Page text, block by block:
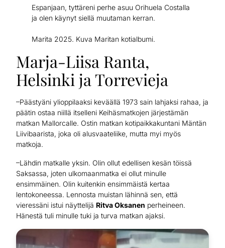
Espanjaan, tyttäreni perhe asuu Orihuela Costalla
ja olen käynyt siellä muutaman kerran.
Marita 2025. Kuva Maritan kotialbumi.
Marja-Liisa Ranta,
Helsinki ja Torrevieja
–Päästyäni ylioppilaaksi keväällä 1973 sain lahjaksi rahaa, ja
päätin ostaa niillä itselleni Keihäsmatkojen järjestämän
matkan Mallorcalle. Ostin matkan kotipaikkakuntani Mäntän
Liivibaarista, joka oli alusvaateliike, mutta myi myös
matkoja.
–Lähdin matkalle yksin. Olin ollut edellisen kesän töissä
Saksassa, joten ulkomaanmatka ei ollut minulle
ensimmäinen. Olin kuitenkin ensimmäistä kertaa
lentokoneessa. Lennosta muistan lähinnä sen, että
vieressäni istui näyttelijä Ritva Oksanen perheineen.
Hänestä tuli minulle tuki ja turva matkan ajaksi.